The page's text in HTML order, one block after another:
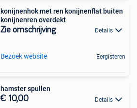
konijnenhok met ren konijnenflat buiten
konijnenren overdekt
Zie omschrijving Details
Bezoek website Eergisteren
hamster spullen
€ 10,00 Details